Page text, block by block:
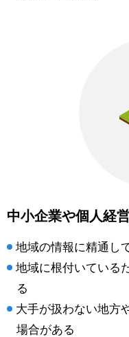
中小企業や個人経
地域の情報に精通し
地域に根付いている
る
大手が扱わない地方
場合がある